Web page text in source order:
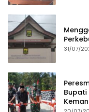
31/07/
Bupati